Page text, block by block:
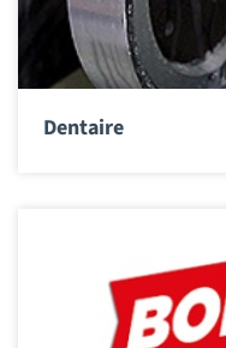
Dentaire